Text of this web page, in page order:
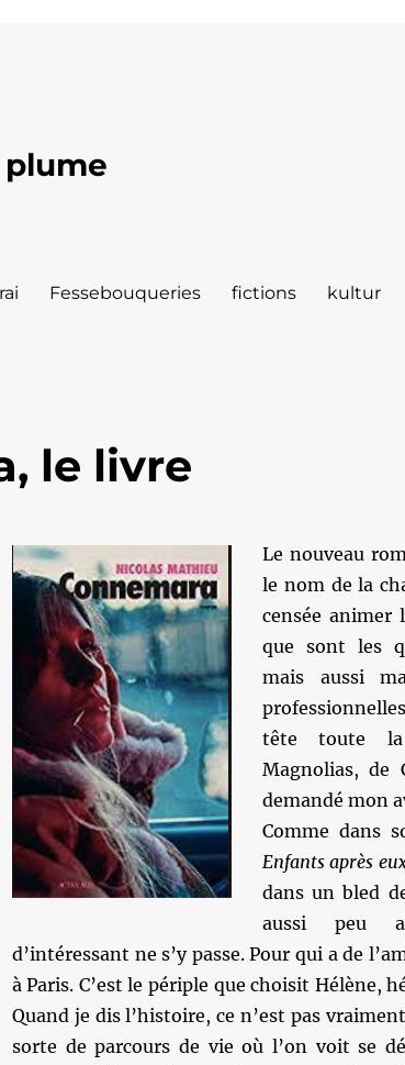
plume
Fessebouqueries fictions kultur
le livre
Le nouveau
le nom de la
censée animer
que sont les
mais aussi
tête toute la
Magnolias, de
demandé mon
Comme dans
Enfants après
dans un bled
aussi peu
d’intéressant ne s’y passe. Pour qui a de
à Paris. C’est le périple que choisit Hélène,
Quand je dis l’histoire, ce n’est pas
sorte de parcours de vie où l’on voit se